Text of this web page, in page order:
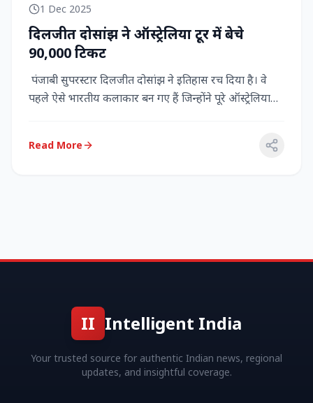
1 Dec 2025
दिलजीत दोसांझ ने ऑस्ट्रेलिया टूर में बेचे
90,000 टिकट
पंजाबी सुपरस्टार दिलजीत दोसांझ ने इतिहास रच दिया है। वे
पहले ऐसे भारतीय कलाकार बन गए हैं जिन्होंने पूरे ऑस्ट्रेलिया
Read More
II Intelligent India
Your trusted source for authentic Indian news, regional
updates, and insightful coverage.